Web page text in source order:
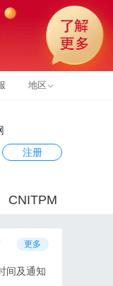
地区
注册
CNITPM
更多
间及通知